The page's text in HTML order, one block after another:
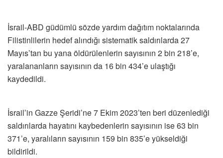
İsrail-ABD güdümlü sözde yardım dağıtım noktalarında
Filistinlilerin hedef alındığı sistematik saldırılarda 27
Mayıs’tan bu yana öldürülenlerin sayısının 2 bin 218’e,
yaralananların sayısının da 16 bin 434’e ulaştığı
kaydedildi.
İsrail’in Gazze Şeridi’ne 7 Ekim 2023’ten beri düzenlediği
saldırılarda hayatını kaybedenlerin sayısının ise 63 bin
371’e, yaralıların sayısının 159 bin 835’e yükseldiği
bildirildi.